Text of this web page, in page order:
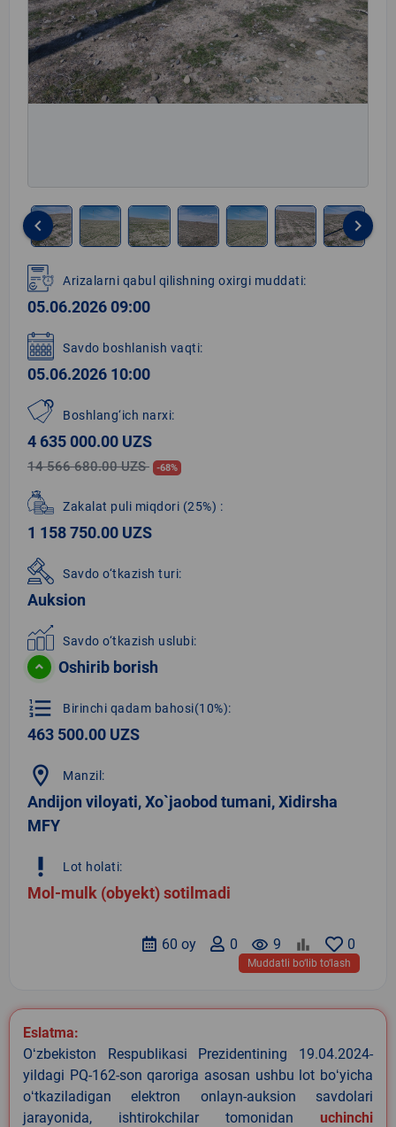
1
of
8
keyboard_arrow_left keyboard_arrow_right
Arizalarni qabul qilishning oxirgi muddati:
05.06.2026 09:00
Savdo boshlanish vaqti:
05.06.2026 10:00
Boshlang‘ich narxi:
4 635 000.00 UZS
14 566 680.00 UZS -68%
Zakalat puli miqdori (25%) :
1 158 750.00 UZS
Savdo o‘tkazish turi:
Auksion
Savdo o‘tkazish uslubi:
Oshirib borish
format_list_numbered Birinchi qadam bahosi(10%):
463 500.00 UZS
location_on Manzil:
Andijon viloyati, Xo`jaobod tumani, Xidirsha
MFY
priority_high Lot holati:
Mol-mulk (obyekt) sotilmadi
0
remove_red_eye 9
0
60 oy
Muddatli bo‘lib to‘lash
Eslatma:
Oʻzbekiston Respublikasi Prezidentining 19.04.2024-
yildagi PQ-162-son qaroriga asosan ushbu lot boʻyicha
oʻtkaziladigan elektron onlayn-auksion savdolari
jarayonida, ishtirokchilar tomonidan uchinchi